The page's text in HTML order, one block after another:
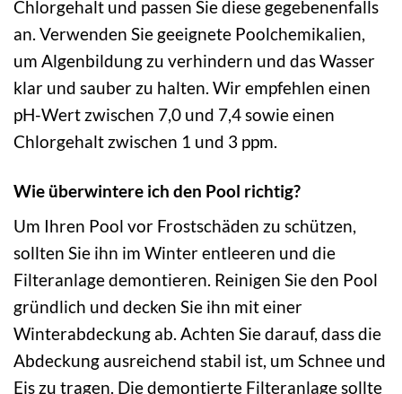
Chlorgehalt und passen Sie diese gegebenenfalls
an. Verwenden Sie geeignete Poolchemikalien,
um Algenbildung zu verhindern und das Wasser
klar und sauber zu halten. Wir empfehlen einen
pH-Wert zwischen 7,0 und 7,4 sowie einen
Chlorgehalt zwischen 1 und 3 ppm.
Wie überwintere ich den Pool richtig?
Um Ihren Pool vor Frostschäden zu schützen,
sollten Sie ihn im Winter entleeren und die
Filteranlage demontieren. Reinigen Sie den Pool
gründlich und decken Sie ihn mit einer
Winterabdeckung ab. Achten Sie darauf, dass die
Abdeckung ausreichend stabil ist, um Schnee und
Eis zu tragen. Die demontierte Filteranlage sollte